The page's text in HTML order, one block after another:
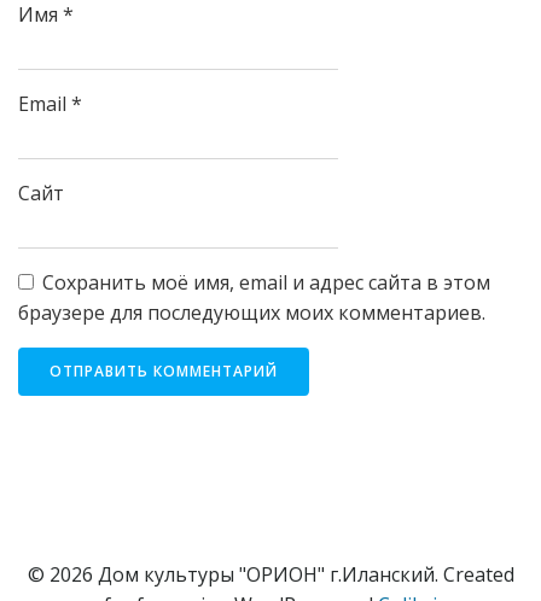
Имя *
Email *
Сайт
Сохранить моё имя, email и адрес сайта в этом
браузере для последующих моих комментариев.
© 2026 Дом культуры "ОРИОН" г.Иланский. Created